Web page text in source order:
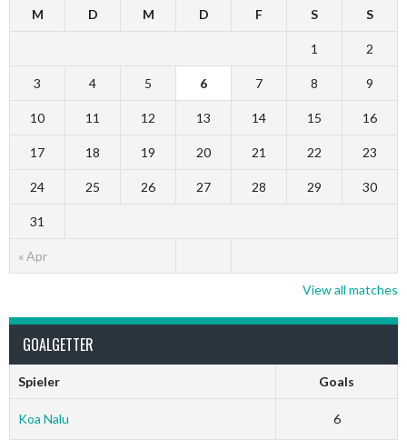
M D M D F S S
« Apr
1 2
3 4 5 6 7 8 9
10 11 12 13 14 15 16
17 18 19 20 21 22 23
24 25 26 27 28 29 30
31
View all matches
GOALGETTER
Spieler Goals
Koa Nalu 6